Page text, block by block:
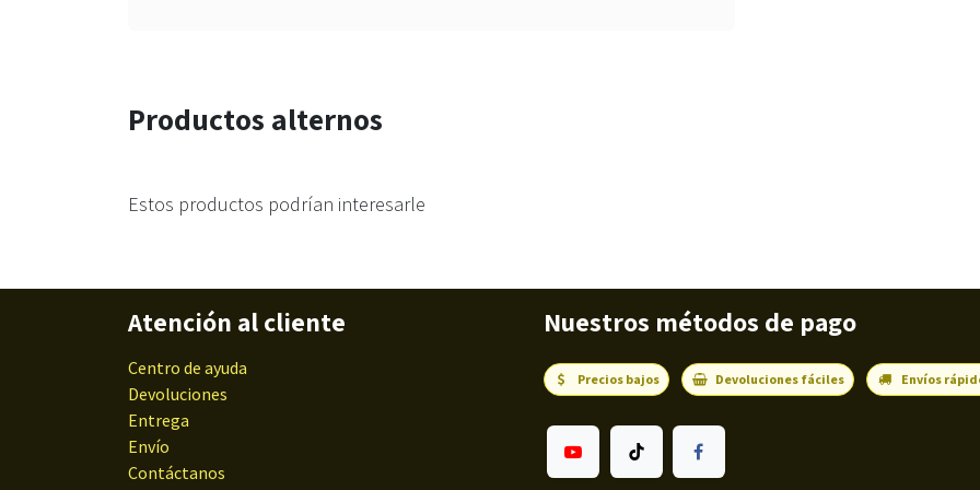
Productos alternos
Estos productos podrían interesarle
Atención al cliente
Centro de ayuda
Devoluciones
Entrega
Envío
Contáctanos
Nuestros métodos de pago
Precios bajos Devoluciones fáciles Envíos